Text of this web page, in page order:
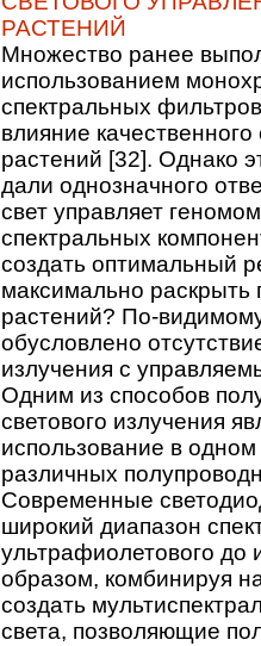
РАСТЕНИЙ
Множество ранее
использованием
спектральных
влияние
растений [32]. Однако
дали однозначного
свет управляет
спектральных
создать оптимальный
максимально раскрыть
растений? По-
обусловлено
излучения с
Одним из способов
светового излучения
использование в
различных
Современные
широкий диапазон
ультрафиолетового до
образом, комбинируя
создать
света, позволяющие